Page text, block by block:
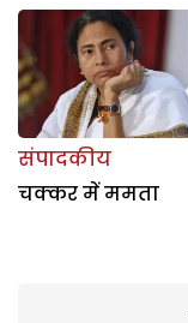
संपादकीय
चक्कर में ममता